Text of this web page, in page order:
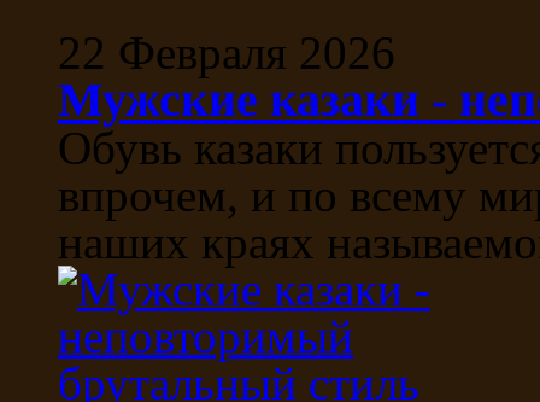
22 Февраля 2026
Мужские казаки -
Обувь казаки
впрочем, и по всему
наших краях